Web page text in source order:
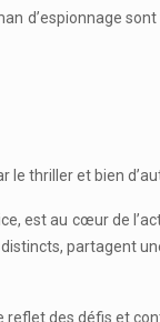
d’espionnage
thriller et bien
est au cœur de
partagent
reflet des défis et